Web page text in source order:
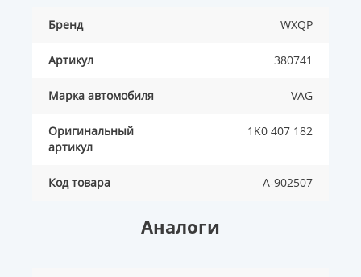
Бренд WXQP
Артикул 380741
Марка автомобиля VAG
Оригинальный
артикул
1K0 407 182
Код товара A-902507
Аналоги